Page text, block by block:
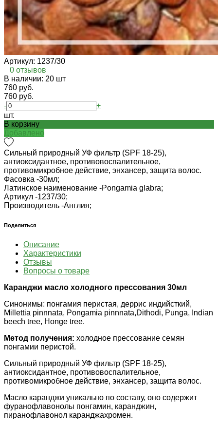
Артикул: 1237/30
0 отзывов
В наличии: 20 шт
760 руб.
760 руб.
-
+
шт.
В корзину
Добавлено
Сильный природный УФ фильтр (SPF 18-25),
антиоксидантное, противовоспалительное,
противомикробное действие, энхансер, защита волос.
Фасовка -30мл;
Латинское наименование -Pongamia glabra;
Артикул -1237/30;
Производитель -Англия;
Поделиться
Описание
Характеристики
Отзывы
Вопросы о товаре
Каранджи масло холодного прессования 30мл
Синонимы: понгамия перистая, деррис индийсткий,
Millettia pinnnata, Pongamia pinnnata,Dithodi, Punga, Indian
beech tree, Honge tree.
Метод получения: холодное прессование семян
понгамии перистой.
Сильный природный УФ фильтр (SPF 18-25),
антиоксидантное, противовоспалительное,
противомикробное действие, энхансер, защита волос.
Масло каранджи уникально по составу, оно содержит
фуранофлавонолы понгамин, каранджин,
пиранофлавонол каранджахромен.